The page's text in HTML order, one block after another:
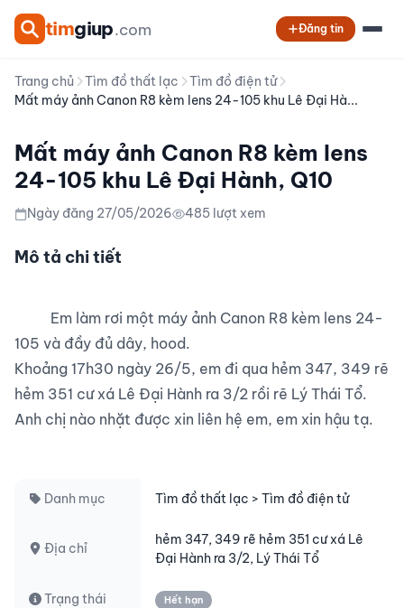
timgiup.com Đăng tin
Trang chủ Tìm đồ thất lạc
Tìm đồ điện tử
Mất máy ảnh Canon R8 kèm lens 24-105 khu Lê Đại Hà...
Mất máy ảnh Canon R8 kèm lens
24-105 khu Lê Đại Hành, Q10
Ngày đăng 27/05/2026 485 lượt xem
Mô tả chi tiết
105 và đầy đủ dây, hood.
Khoảng 17h30 ngày 26/5, em đi qua hẻm 347, 349 rẽ
hẻm 351 cư xá Lê Đại Hành ra 3/2 rồi rẽ Lý Thái Tổ.
Anh chị nào nhặt được xin liên hệ em, em xin hậu tạ.
Danh mục Tìm đồ thất lạc > Tìm đồ điện tử
Địa chỉ
hẻm 347, 349 rẽ hẻm 351 cư xá Lê
Đại Hành ra 3/2, Lý Thái Tổ
Trạng thái Hết hạn